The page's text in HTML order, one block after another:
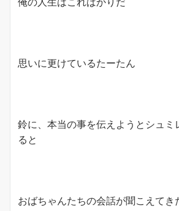
思いに更けているたーたん
鈴に、本当の事を伝えようとシュミ
ると
おばちゃんたちの会話が聞こえてき